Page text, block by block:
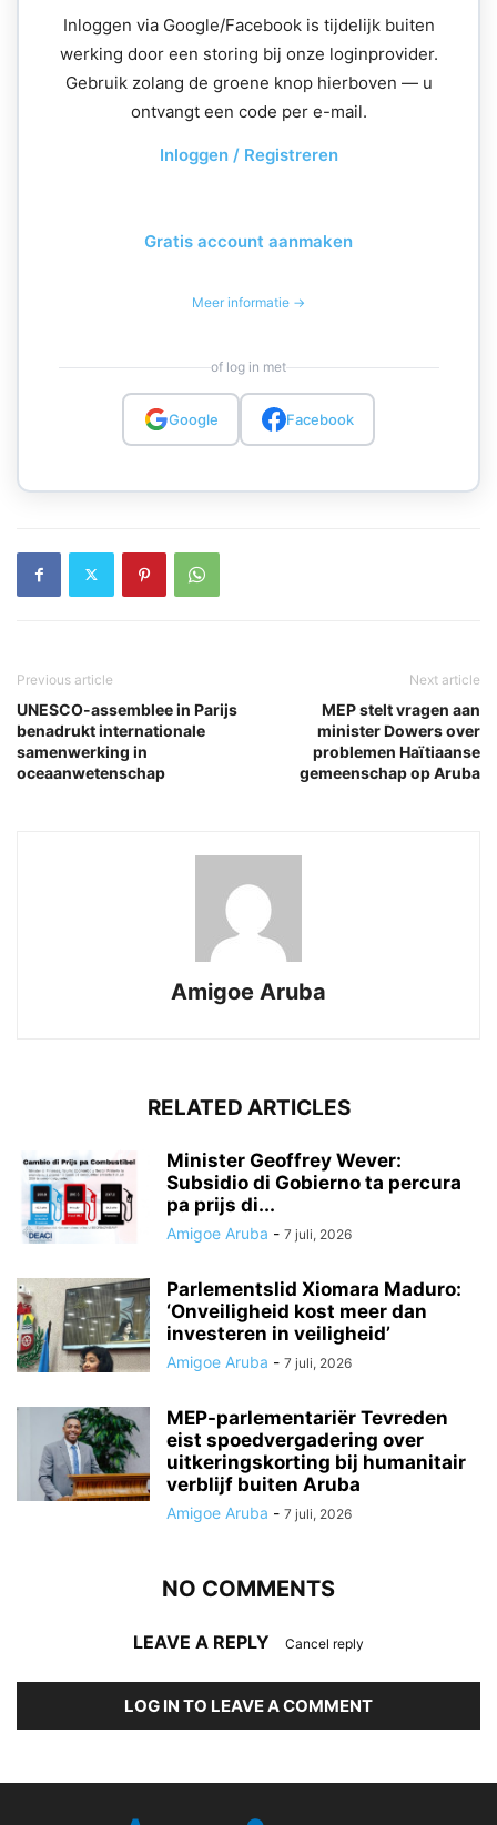
Inloggen via Google/Facebook is tijdelijk buiten
werking door een storing bij onze loginprovider.
Gebruik zolang de groene knop hierboven — u
ontvangt een code per e-mail.
Inloggen / Registreren
Gratis account aanmaken
Meer informatie →
of log in met
Google Facebook
Previous article
UNESCO-assemblee in Parijs
benadrukt internationale
samenwerking in
oceaanwetenschap
Next article
MEP stelt vragen aan
minister Dowers over
problemen Haïtiaanse
gemeenschap op Aruba
Amigoe Aruba
RELATED ARTICLES
Minister Geoffrey Wever:
Subsidio di Gobierno ta percura
pa prijs di...
Amigoe Aruba - 7 juli, 2026
Parlementslid Xiomara Maduro:
‘Onveiligheid kost meer dan
investeren in veiligheid’
Amigoe Aruba - 7 juli, 2026
MEP-parlementariër Tevreden
eist spoedvergadering over
uitkeringskorting bij humanitair
verblijf buiten Aruba
Amigoe Aruba - 7 juli, 2026
NO COMMENTS
LEAVE A REPLY Cancel reply
LOG IN TO LEAVE A COMMENT